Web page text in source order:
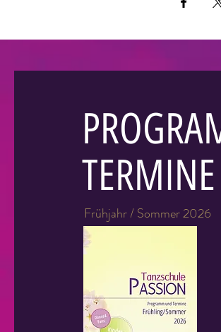
TERMINE
Frühjahr / Sommer 2026